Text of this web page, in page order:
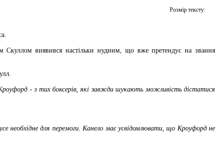
Розмір тексту:
Скуллом виявився настільки нудним, що вже претендує на звання
Кроуфорд - з тих боксерів, які завжди шукають можливість дістатися
необхідне для перемоги. Канело має усвідомлювати, що Кроуфорд не